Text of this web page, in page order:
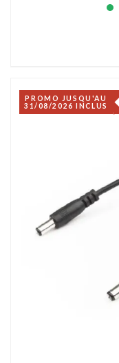
PROMO JUSQU'AU
31/08/2026 INCLUS